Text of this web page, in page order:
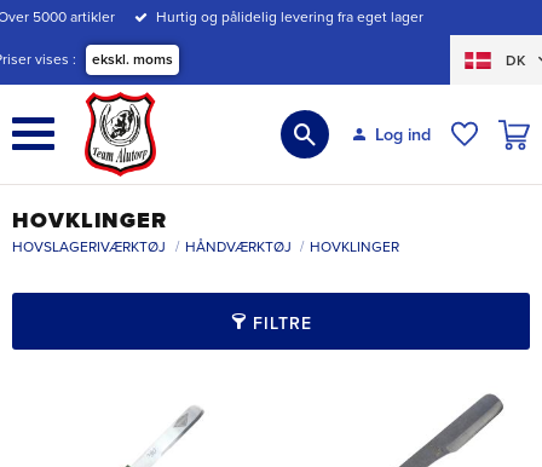
Menu
5000 artikler Hurtig og pålidelig levering fra eget lager
vises ekskl. moms DK
Log ind
HOVKLINGER
HOVSLAGERIVÆRKTØJ HÅNDVÆRKTØJ HOVKLINGER
FILTRE